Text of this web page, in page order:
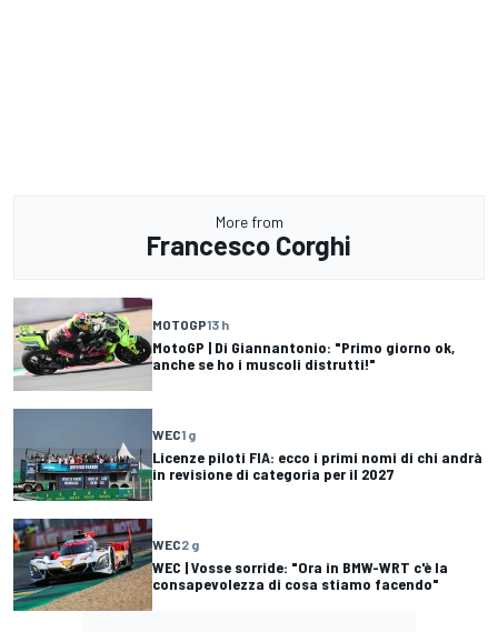
More from
Francesco Corghi
MOTOGP13 h
MotoGP | Di Giannantonio: "Primo giorno ok,
anche se ho i muscoli distrutti!"
WEC1 g
Licenze piloti FIA: ecco i primi nomi di chi andrà
in revisione di categoria per il 2027
WEC2 g
WEC | Vosse sorride: "Ora in BMW-WRT c'è la
consapevolezza di cosa stiamo facendo"